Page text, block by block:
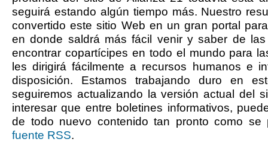
seguirá estando algún tiempo más. Nuestro
convertido este sitio Web en un gran portal
en donde saldrá más fácil venir y saber de
encontrar copartícipes en todo el mundo para
les dirigirá fácilmente a recursos humanos e
disposición. Estamos trabajando duro en
seguiremos actualizando la versión actual del
interesar que entre boletines informativos,
de todo nuevo contenido tan pronto como se
fuente RSS.